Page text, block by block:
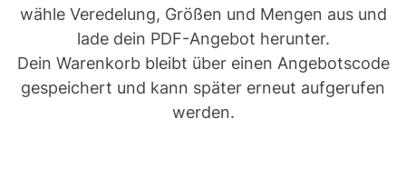
wähle Veredelung, Größen und Mengen aus und
lade dein PDF-Angebot herunter.
Dein Warenkorb bleibt über einen Angebotscode
gespeichert und kann später erneut aufgerufen
werden.